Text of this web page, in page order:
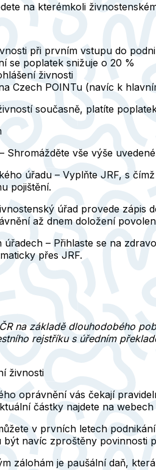
na kterémkoli
při prvním vstupu do
se poplatek snižuje o 20 %
živnosti
Czech POINTu (navíc k
současně, platíte
– Shromážděte vše výše
úřadu – Vyplňte JRF, s
pojištění.
úřad provede zápis
až dnem doložení
úřadech – Přihlaste se na
přes JRF.
na základě dlouhodobého
rejstříku s úředním
živnosti
oprávnění vás čekají
částky najdete na
v prvních letech
být navíc zproštěny povinnosti
zálohám je paušální daň,